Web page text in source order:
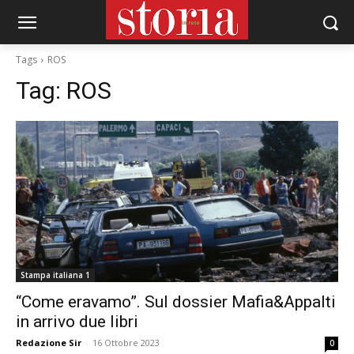
Tags ROS
Tag: ROS
Stampa italiana 1
“Come eravamo”. Sul dossier Mafia&Appalti
in arrivo due libri
Redazione Sir - 16 Ottobre 2023 0